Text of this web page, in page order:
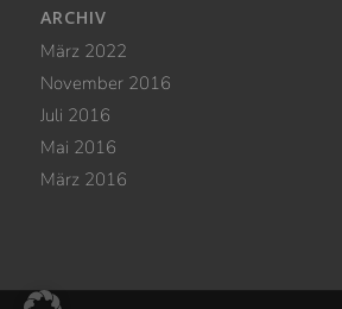
ARCHIV
März 2022
November 2016
Juli 2016
Mai 2016
März 2016